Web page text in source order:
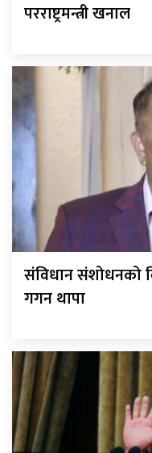
परराष्ट्रमन्त्री खनाल
संविधान संशोधनको
गगन थापा